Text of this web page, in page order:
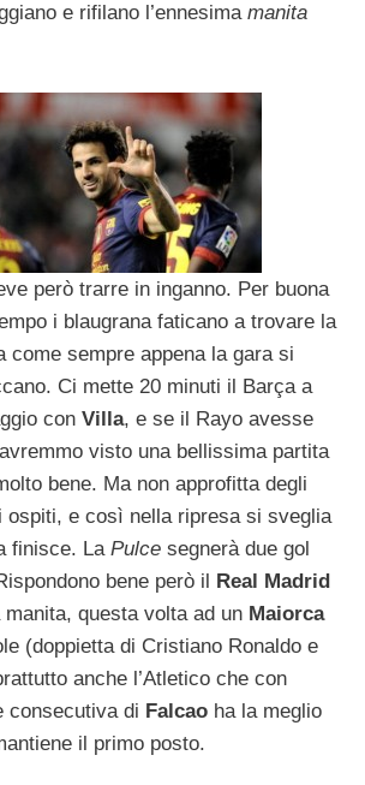
e rifilano l’ennesima manita
però trarre in inganno. Per buona
i blaugrana faticano a trovare la
come sempre appena la gara si
Ci mette 20 minuti il Barça a
con Villa, e se il Rayo avesse
visto una bellissima partita
bene. Ma non approfitta degli
ospiti, e così nella ripresa si sveglia
finisce. La Pulce segnerà due gol
bene però il Real Madrid
manita, questa volta ad un Maiorca
(doppietta di Cristiano Ronaldo e
anche l’Atletico che con
consecutiva di Falcao ha la meglio
il primo posto.